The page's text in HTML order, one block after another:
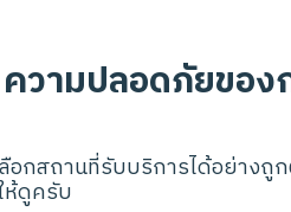
วามปลอดภัยของ
อกสถานที่รับบริการได้อย่างถู
ห้ดูครับ